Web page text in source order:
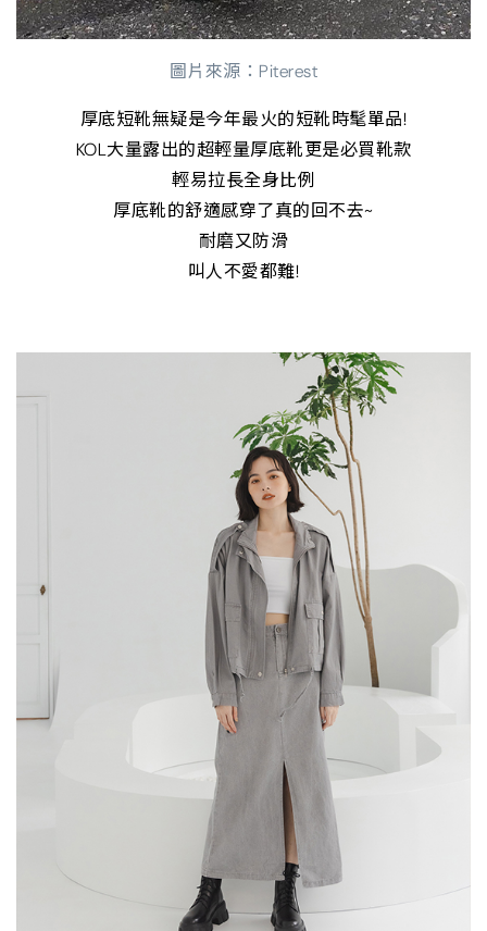
圖片來源：Piterest
厚底短靴無疑是今年最火的短靴時髦單品!
KOL大量露出的超輕量厚底靴更是必買靴款
輕易拉長全身比例
厚底靴的舒適感穿了真的回不去~
耐磨又防滑
叫人不愛都難!